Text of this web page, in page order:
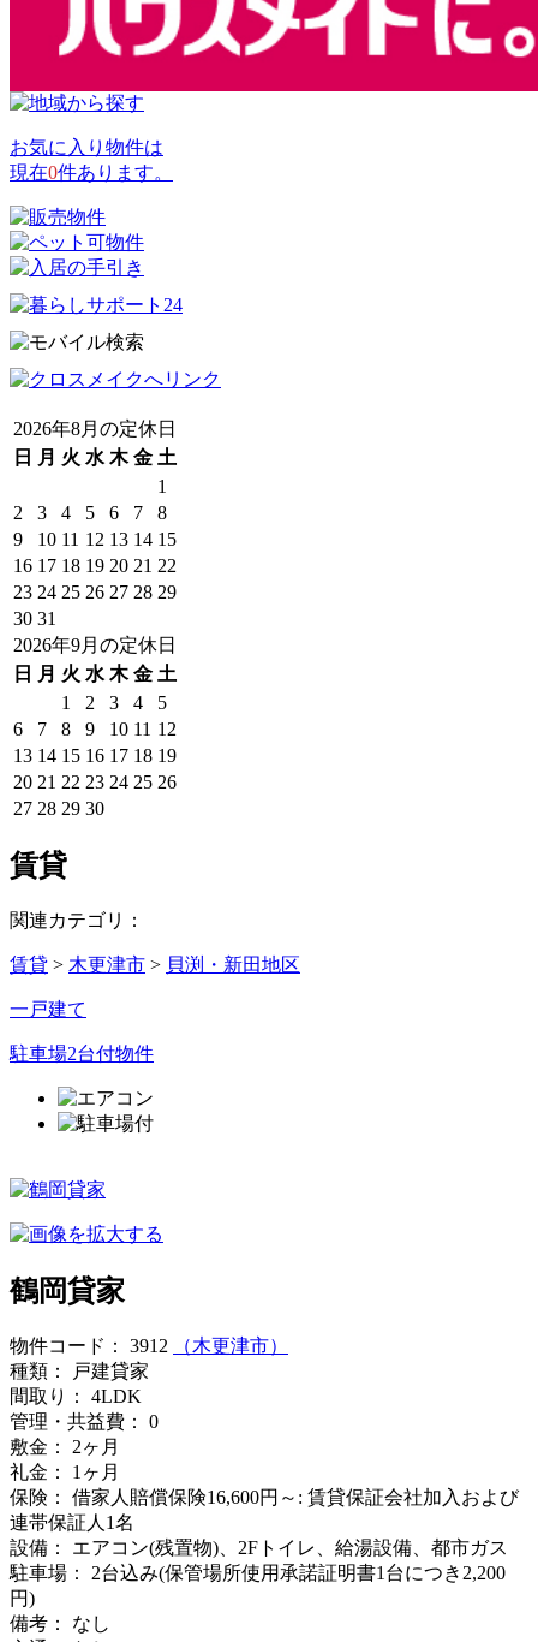
お気に入り物件は
現在0件あります。
2026年8月の定休日
日
月 火 水 木 金 土
1
2
3 4 5 6 7
8
9
10 11 12 13 14 15
16 17 18 19 20 21 22
23 24 25 26 27 28 29
30 31
2026年9月の定休日
日
月 火 水 木 金 土
1
2 3 4
5
6
7 8 9 10 11 12
13 14 15 16 17 18 19
20 21 22 23 24 25 26
27 28 29 30
賃貸
関連カテゴリ：
賃貸 > 木更津市 > 貝渕・新田地区
一戸建て
駐車場2台付物件
鶴岡貸家
物件コード： 3912
（木更津市）
種類：
戸建貸家
間取り：
4LDK
管理・共益費：
0
敷金：
2ヶ月
礼金：
1ヶ月
保険：
借家人賠償保険16,600円～: 賃貸保証会社加入および
連帯保証人1名
設備：
エアコン(残置物)、2Fトイレ、給湯設備、都市ガス
駐車場：
2台込み(保管場所使用承諾証明書1台につき2,200
円)
備考：
なし